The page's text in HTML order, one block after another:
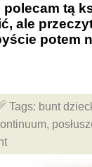
tą
ale
potem
Tags: bunt
,